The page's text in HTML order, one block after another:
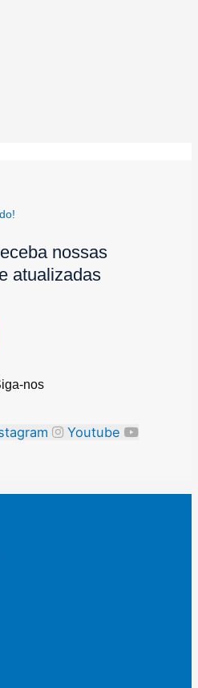
nossas
atualizadas
nos
Youtube